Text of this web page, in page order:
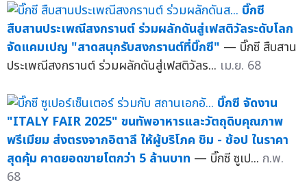
บิ๊กซี
สืบสานประเพณีสงกรานต์ ร่วมผลักดันสู่เฟสติวัลระดับโลก
จัดแคมเปญ "สาดสนุกรับสงกรานต์ที่บิ๊กซี" — บิ๊กซี สืบสาน
ประเพณีสงกรานต์ ร่วมผลักดันสู่เฟสติวัลร... เม.ย. 68
บิ๊กซี จัดงาน
"ITALY FAIR 2025" ขนทัพอาหารและวัตถุดิบคุณภาพ
พรีเมียม ส่งตรงจากอิตาลี ให้ผู้บริโภค ชิม - ช้อป ในราคา
สุดคุ้ม คาดยอดขายโตกว่า 5 ล้านบาท — บิ๊กซี ซูเป... ก.พ.
68